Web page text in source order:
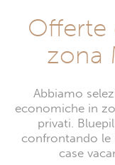
Offerte
zona
Abbiamo
economiche in
privati.
confrontando le
case